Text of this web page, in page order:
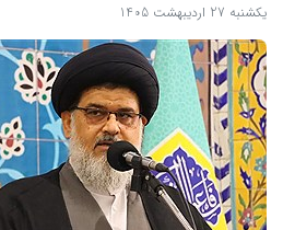
یکشنبه 27 اردیبهشت 1405